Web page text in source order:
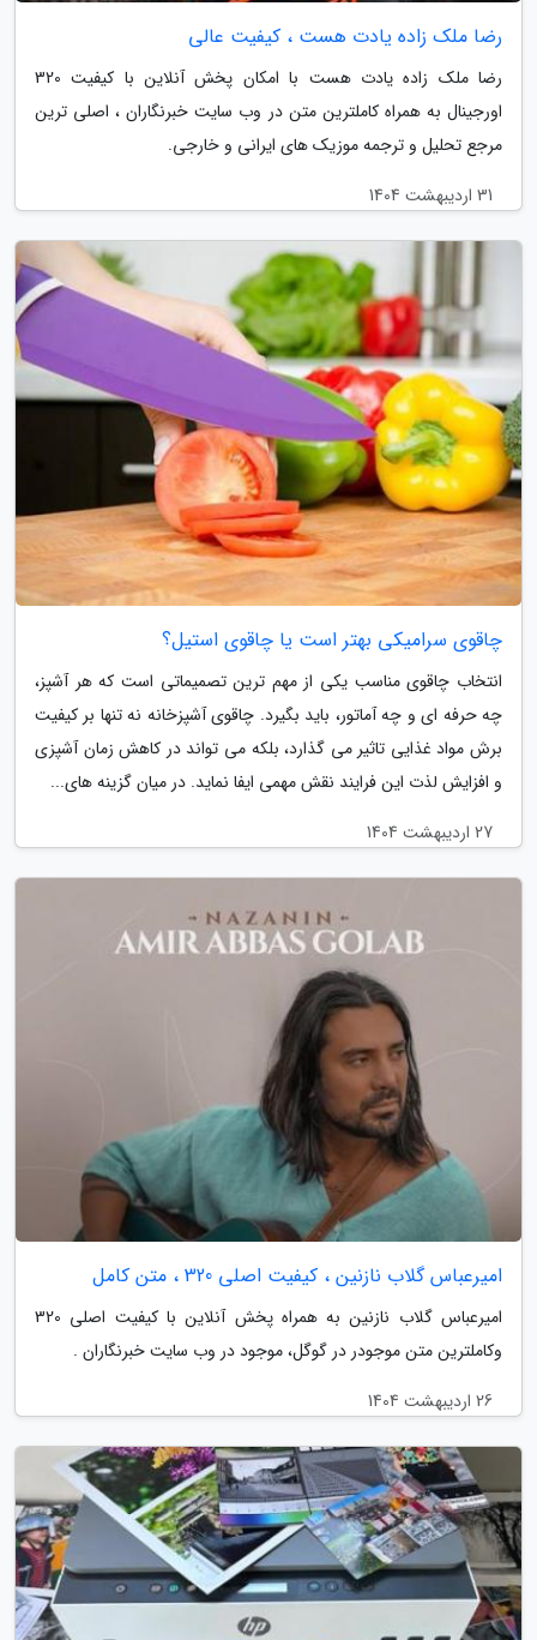
رضا ملک زاده یادت هست ، کیفیت عالی
رضا ملک زاده یادت هست با امکان پخش آنلاین با کیفیت 320
اورجینال به همراه کاملترین متن در وب سایت خبرنگاران ، اصلی ترین
مرجع تحلیل و ترجمه موزیک های ایرانی و خارجی.
31 اردیبهشت 1404
چاقوی سرامیکی بهتر است یا چاقوی استیل؟
انتخاب چاقوی مناسب یکی از مهم ترین تصمیماتی است که هر آشپز،
چه حرفه ای و چه آماتور، باید بگیرد. چاقوی آشپزخانه نه تنها بر کیفیت
برش مواد غذایی تاثیر می گذارد، بلکه می تواند در کاهش زمان آشپزی
و افزایش لذت این فرایند نقش مهمی ایفا نماید. در میان گزینه های...
27 اردیبهشت 1404
امیرعباس گلاب نازنین ، کیفیت اصلی 320 ، متن کامل
امیرعباس گلاب نازنین به همراه پخش آنلاین با کیفیت اصلی 320
وکاملترین متن موجودر در گوگل، موجود در وب سایت خبرنگاران .
26 اردیبهشت 1404